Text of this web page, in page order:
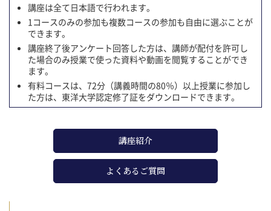
講座は全て日本語で行われます。
1コースのみの参加も複数コースの参加も自由に選ぶことが
できます。
講座終了後アンケート回答した方は、講師が配付を許可し
た場合のみ授業で使った資料や動画を閲覧することができ
ます。
有料コースは、72分（講義時間の80％）以上授業に参加し
た方は、東洋大学認定修了証をダウンロードできます。
講座紹介
よくあるご質問